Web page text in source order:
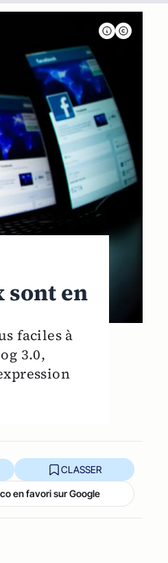
sont en
faciles à
3.0,
CLASSER
en favori sur Google